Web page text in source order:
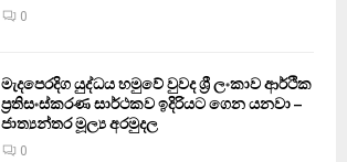
0
මැදපෙරදිග යුද්ධය හමුවේ වුවද ශ්‍රී ලංකාව ආර්ථික
ප්‍රතිසංස්කරණ සාර්ථකව ඉදිරියට ගෙන යනවා –
ජාත්‍යන්තර මූල්‍ය අරමුදල
0